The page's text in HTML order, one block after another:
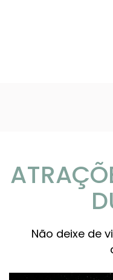
Não deixe de